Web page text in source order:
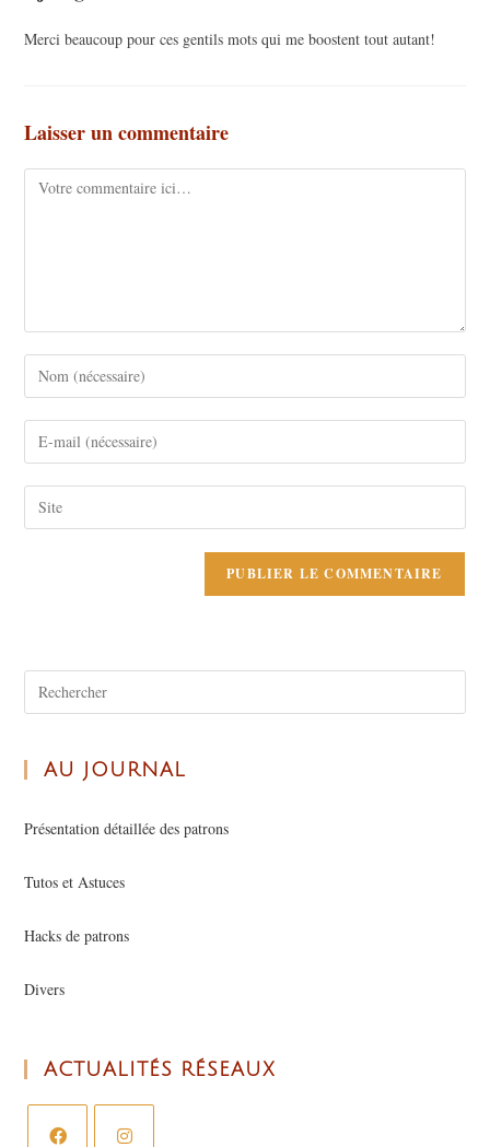
Merci beaucoup pour ces gentils mots qui me boostent tout autant!
Laisser un commentaire
AU JOURNAL
Présentation détaillée des patrons
Tutos et Astuces
Hacks de patrons
Divers
ACTUALITÉS RÉSEAUX